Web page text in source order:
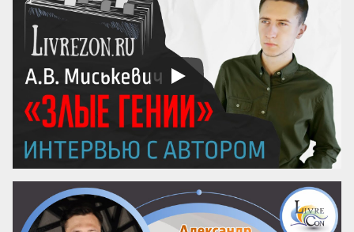
Но есть нюанс. Если в кино или театре у
нас есть сотня кадров, чтобы передать
эмоцию, то у художника комикса только
один. Ему нужно выбрать тот самый жест,
который читатель «считает» мгновенно и
безошибочно. Как в хорошей литературе
— ни одного лишнего слова.
Интерес...